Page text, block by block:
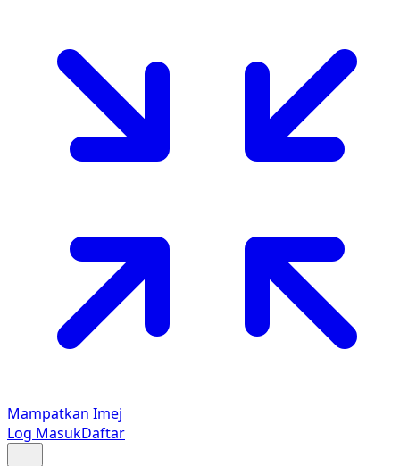
Mampatkan Imej
Log MasukDaftar